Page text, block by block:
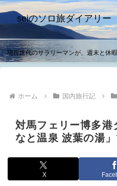
seiのソロ旅ダイアリ
現役世代のサラリーマンが、週末と休
ホーム 国内旅行記
対馬フェリー博多
なと温泉 波葉の湯
X